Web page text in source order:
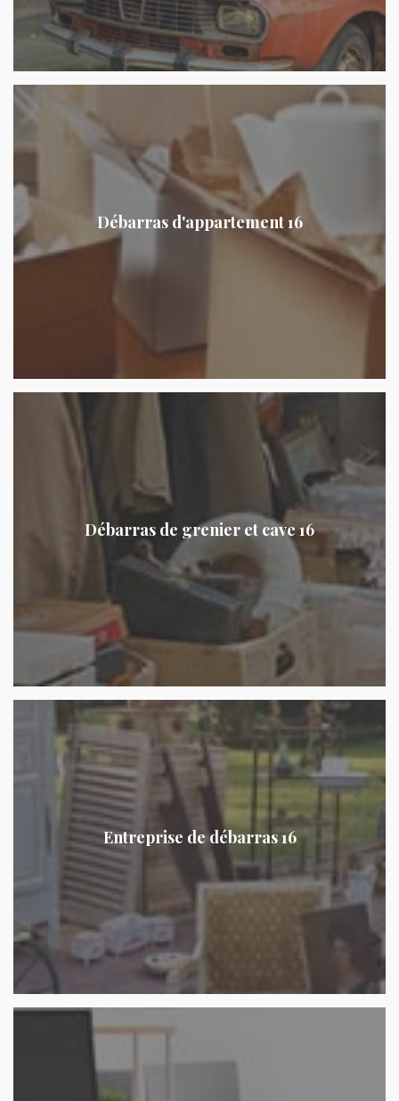
Débarras d'appartement 16
Débarras de grenier et cave 16
Entreprise de débarras 16